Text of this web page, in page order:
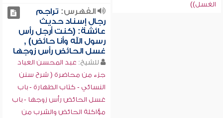
الغسل))
الفهرس: تراجم
رجال إسناد حديث
عائشة: (كنت أرجل رأس
رسول الله وأنا حائض) ,
غسل الحائض رأس زوجها
للشيخ: عبد المحسن العباد
جزء من محاضرة ( شرح سنن
النسائي - كتاب الطهارة - باب
غسل الحائض رأس زوجها - باب
مؤاكلة الحائض والشرب من